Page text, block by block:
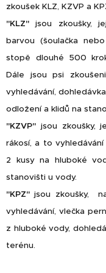
zkoušek KLZ, KZVP a
"KLZ"jsou zkoušky,
barvou (šoulačka
stopě dlouhé 500
Dále jsou psi
vyhledávání,
odložení a klidů na
"KZVP" jsou zkoušky,
rákosí, a to
2 kusy na hluboké
stanovišti u vody.
"KPZ" jsou zkoušky,
vyhledávání, vlečka
z hluboké vody,
terénu.